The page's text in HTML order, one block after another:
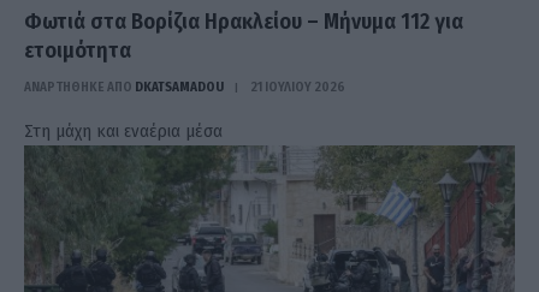
Φωτιά στα Βορίζια Ηρακλείου – Μήνυμα 112 για
ετοιμότητα
ΑΝΑΡΤΗΘΗΚΕ ΑΠΟ DKATSAMADOU 21 ΙΟΥΛΊΟΥ 2026
Στη μάχη και εναέρια μέσα